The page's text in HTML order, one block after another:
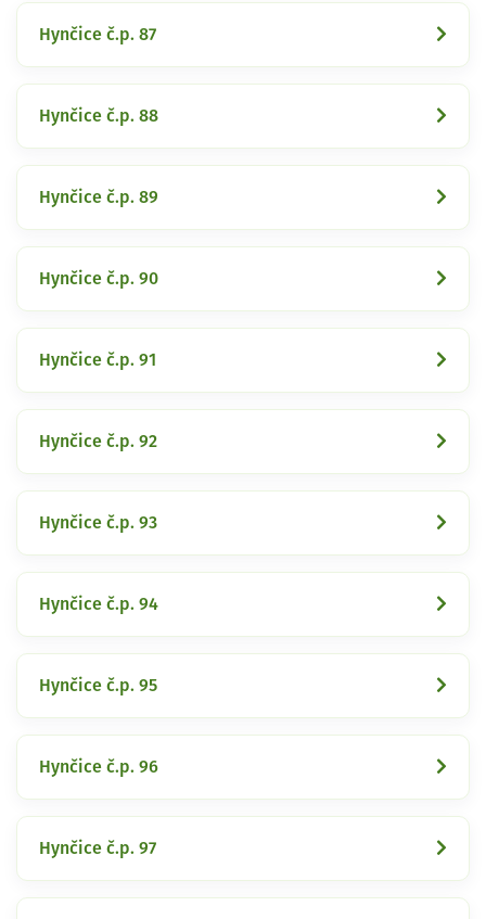
Hynčice č.p. 87
Hynčice č.p. 88
Hynčice č.p. 89
Hynčice č.p. 90
Hynčice č.p. 91
Hynčice č.p. 92
Hynčice č.p. 93
Hynčice č.p. 94
Hynčice č.p. 95
Hynčice č.p. 96
Hynčice č.p. 97